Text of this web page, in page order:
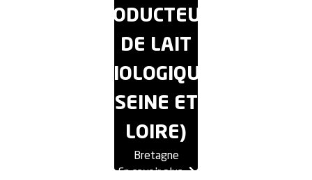
PRODUCTEURS
DE LAIT
BIOLOGIQUE
SEINE ET
LOIRE)
Bretagne
En savoir plus